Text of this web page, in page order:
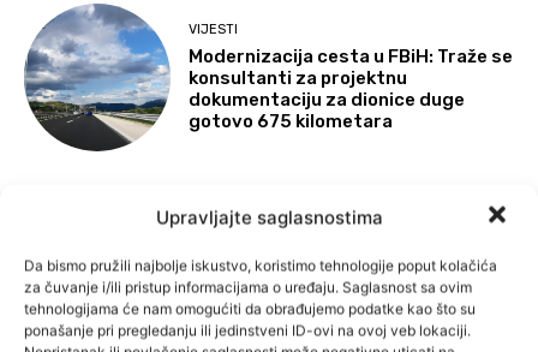
Upravljajte saglasnostima
Da bismo pružili najbolje iskustvo, koristimo tehnologije poput kolačića
za čuvanje i/ili pristup informacijama o uređaju. Saglasnost sa ovim
tehnologijama će nam omogućiti da obrađujemo podatke kao što su
ponašanje pri pregledanju ili jedinstveni ID-ovi na ovoj veb lokaciji.
VIJESTI
Modernizacija cesta u FBiH: Traže se
konsultanti za projektnu
dokumentaciju za dionice duge
gotovo 675 kilometara
VIJESTI
a Savska komisija bez odgovora o
Trgovskoj gori